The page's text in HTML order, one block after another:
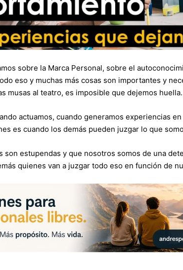
sobre la Marca Personal, sobre el
eso y muchas más cosas son importantes y
musas al teatro, es imposible que dejemos huella.
actuamos, cuando generamos experiencias
es cuando los demás pueden juzgar lo que
son estupendas y que nosotros somos de una
quienes van a juzgar todo eso en función de